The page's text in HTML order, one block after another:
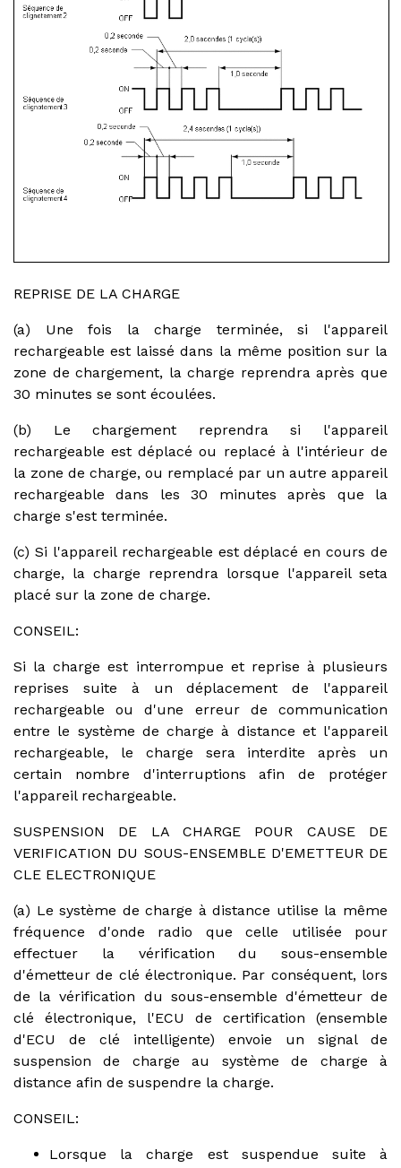
REPRISE DE LA CHARGE
(a) Une fois la charge terminée, si l'appareil
rechargeable est laissé dans la même position sur la
zone de chargement, la charge reprendra après que
30 minutes se sont écoulées.
(b) Le chargement reprendra si l'appareil
rechargeable est déplacé ou replacé à l'intérieur de
la zone de charge, ou remplacé par un autre appareil
rechargeable dans les 30 minutes après que la
charge s'est terminée.
(c) Si l'appareil rechargeable est déplacé en cours de
charge, la charge reprendra lorsque l'appareil seta
placé sur la zone de charge.
CONSEIL:
Si la charge est interrompue et reprise à plusieurs
reprises suite à un déplacement de l'appareil
rechargeable ou d'une erreur de communication
entre le système de charge à distance et l'appareil
rechargeable, le charge sera interdite après un
certain nombre d'interruptions afin de protéger
l'appareil rechargeable.
SUSPENSION DE LA CHARGE POUR CAUSE DE
VERIFICATION DU SOUS-ENSEMBLE D'EMETTEUR DE
CLE ELECTRONIQUE
(a) Le système de charge à distance utilise la même
fréquence d'onde radio que celle utilisée pour
effectuer la vérification du sous-ensemble
d'émetteur de clé électronique. Par conséquent, lors
de la vérification du sous-ensemble d'émetteur de
clé électronique, l'ECU de certification (ensemble
d'ECU de clé intelligente) envoie un signal de
suspension de charge au système de charge à
distance afin de suspendre la charge.
CONSEIL:
Lorsque la charge est suspendue suite à